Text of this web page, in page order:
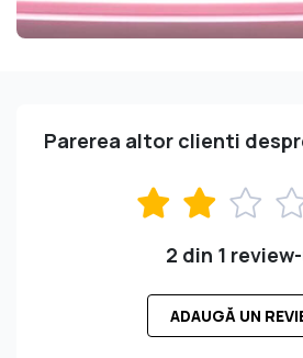
Parerea altor clienti
2 din 1
ADAUGĂ UN